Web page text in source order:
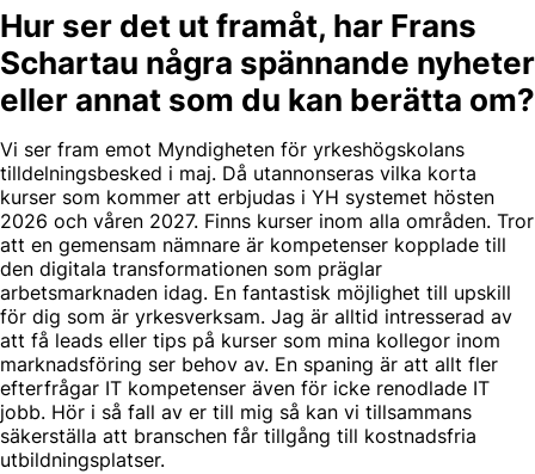
Hur ser det ut framåt, har Frans
Schartau några spännande nyheter
eller annat som du kan berätta om?
Vi ser fram emot Myndigheten för yrkeshögskolans
tilldelningsbesked i maj. Då utannonseras vilka korta
kurser som kommer att erbjudas i YH systemet hösten
2026 och våren 2027. Finns kurser inom alla områden. Tror
att en gemensam nämnare är kompetenser kopplade till
den digitala transformationen som präglar
arbetsmarknaden idag. En fantastisk möjlighet till upskill
för dig som är yrkesverksam. Jag är alltid intresserad av
att få leads eller tips på kurser som mina kollegor inom
marknadsföring ser behov av. En spaning är att allt fler
efterfrågar IT kompetenser även för icke renodlade IT
jobb. Hör i så fall av er till mig så kan vi tillsammans
säkerställa att branschen får tillgång till kostnadsfria
utbildningsplatser.